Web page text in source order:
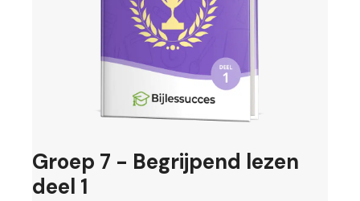
Groep 7 - Begrijpend lezen
deel 1